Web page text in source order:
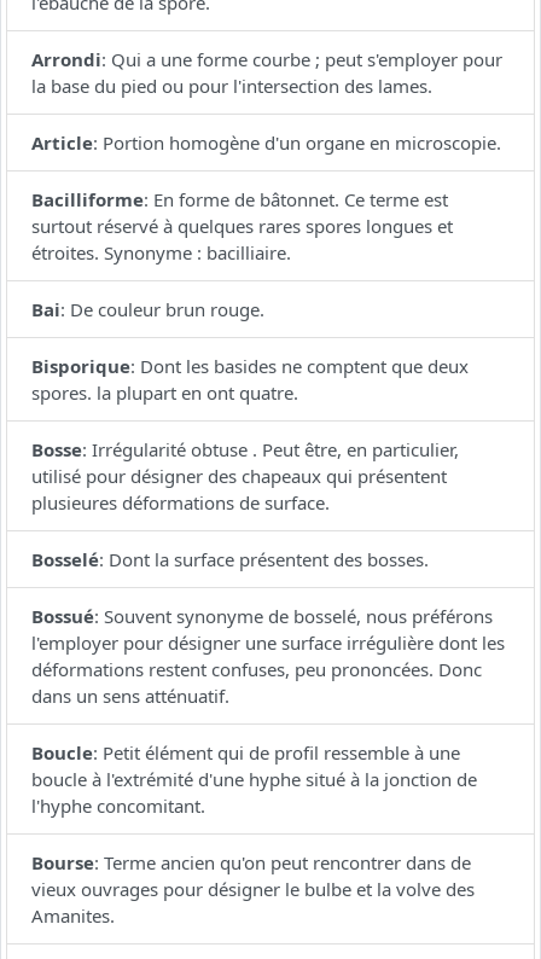
Arrondi: Qui a une forme courbe ; peut s'employer pour
la base du pied ou pour l'intersection des lames.
Article: Portion homogène d'un organe en microscopie.
Bacilliforme: En forme de bâtonnet. Ce terme est
surtout réservé à quelques rares spores longues et
étroites. Synonyme : bacilliaire.
Bai: De couleur brun rouge.
Bisporique: Dont les basides ne comptent que deux
spores. la plupart en ont quatre.
Bosse: Irrégularité obtuse . Peut être, en particulier,
utilisé pour désigner des chapeaux qui présentent
plusieures déformations de surface.
Bosselé: Dont la surface présentent des bosses.
Bossué: Souvent synonyme de bosselé, nous préférons
l'employer pour désigner une surface irrégulière dont les
déformations restent confuses, peu prononcées. Donc
dans un sens atténuatif.
Boucle: Petit élément qui de profil ressemble à une
boucle à l'extrémité d'une hyphe situé à la jonction de
l'hyphe concomitant.
Bourse: Terme ancien qu'on peut rencontrer dans de
vieux ouvrages pour désigner le bulbe et la volve des
Amanites.